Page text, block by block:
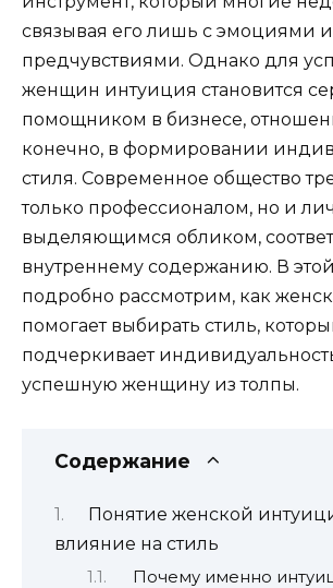
связывая его лишь с эмоциями и
предчувствиями. Однако для
женщин интуиция становится
помощником в бизнесе,
конечно, в формировании
стиля. Современное общество
только профессионалом, но и
выделяющимся обликом,
внутреннему содержанию. В
подробно рассмотрим, как
помогает выбирать стиль,
подчеркивает
успешную женщину из толпы.
Содержание
Понятие женской
влияние на стиль
Почему именно